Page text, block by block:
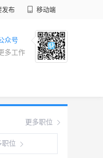
发布 移动端
众号
多工作
更多职位
职位